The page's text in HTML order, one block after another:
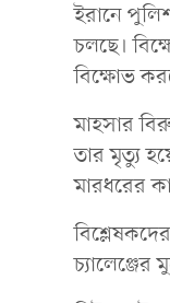
ইরানে
চলছে।
বিক্ষোভ
মাহসার
তার মৃত্যু
মারধরের
চ্যালেঞ্জের